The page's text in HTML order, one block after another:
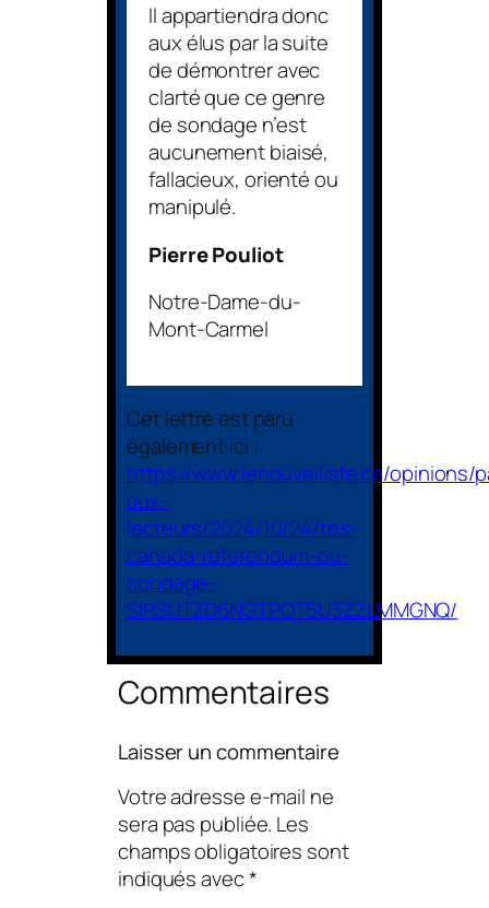
Il appartiendra donc
aux élus par la suite
de démontrer avec
clarté que ce genre
de sondage n’est
aucunement biaisé,
fallacieux, orienté ou
manipulé.
Pierre Pouliot
Notre-Dame-du-
Mont-Carmel
Cet lettre est paru
également ici :
https://www.lenouvelliste.ca/opinions/
aux-
lecteurs/2024/10/24/tes-
canada-referendum-ou-
sondage-
SIRSUTZD6NGTPOT5U3ZZLMMGNQ/
Commentaires
Laisser un commentaire
Votre adresse e-mail ne
sera pas publiée. Les
champs obligatoires sont
indiqués avec*